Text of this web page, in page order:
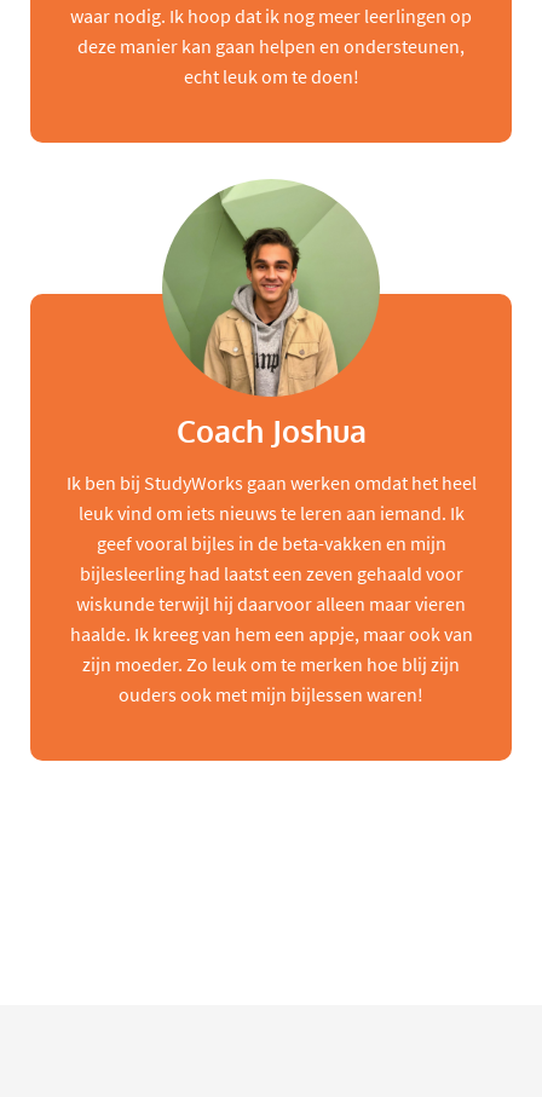
waar nodig. Ik hoop dat ik nog meer leerlingen op
deze manier kan gaan helpen en ondersteunen,
echt leuk om te doen!
Coach Joshua
Ik ben bij StudyWorks gaan werken omdat het heel
leuk vind om iets nieuws te leren aan iemand. Ik
geef vooral bijles in de beta-vakken en mijn
bijlesleerling had laatst een zeven gehaald voor
wiskunde terwijl hij daarvoor alleen maar vieren
haalde. Ik kreeg van hem een appje, maar ook van
zijn moeder. Zo leuk om te merken hoe blij zijn
ouders ook met mijn bijlessen waren!